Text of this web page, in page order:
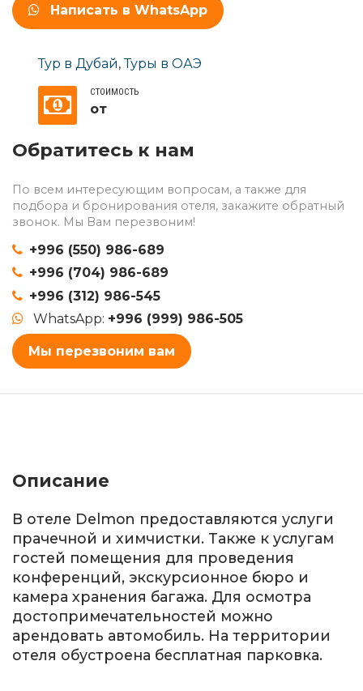
Написать в WhatsApp
Тур в Дубай,Туры в ОАЭ
СТОИМОСТЬ
от
Обратитесь к нам
По всем интересующим вопросам, а также для
подбора и бронирования отеля, закажите обратный
звонок. Мы Вам перезвоним!
+996 (550) 986-689
+996 (704) 986-689
+996 (312) 986-545
WhatsApp: +996 (999) 986-505
Мы перезвоним вам
Описание
В отеле Delmon предоставляются услуги
прачечной и химчистки. Также к услугам
гостей помещения для проведения
конференций, экскурсионное бюро и
камера хранения багажа. Для осмотра
достопримечательностей можно
арендовать автомобиль. На территории
отеля обустроена бесплатная парковка.